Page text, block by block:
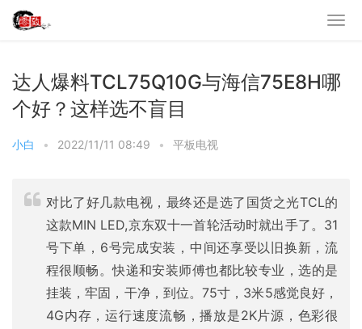
达人爆料TCL75Q10G与海信75E8H哪
个好？这样选不盲目
小白 • 2022/11/11 08:49 • 平板电视
对比了好几款电视，最终还是选了国货之光TCL的
这款MIN LED,京东双十一首轮活动时就出手了。31
号下单，6号完成安装，中间还享受以旧换新，流
程很顺畅。快递和安装师傅也都比较专业，选的是
挂装，牢固，干净，到位。75寸，3米5感觉良好，
4G内存，运行速度流畅，播放是2K片源，色彩很